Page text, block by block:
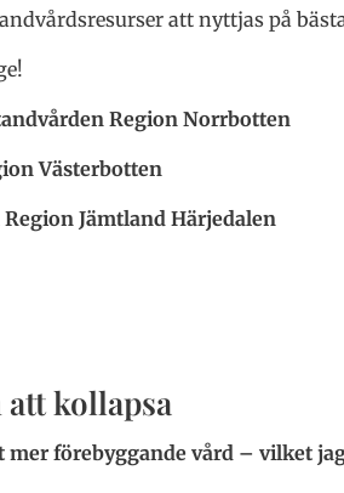
att nyttjas på
Region Norrbotten
Västerbotten
Jämtland Härjedalen
kollapsa
förebyggande vård – vilket